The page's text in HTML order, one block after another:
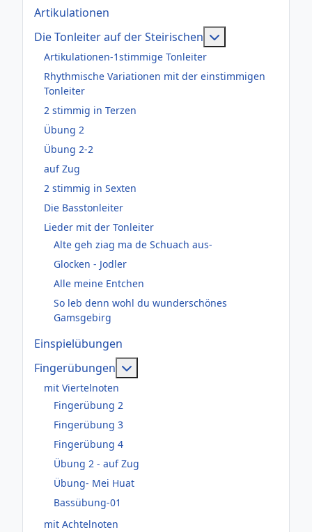
Artikulationen
Die Tonleiter auf der Steirischen
Artikulationen-1stimmige Tonleiter
Rhythmische Variationen mit der einstimmigen
Tonleiter
2 stimmig in Terzen
Übung 2
Übung 2-2
auf Zug
2 stimmig in Sexten
Die Basstonleiter
Lieder mit der Tonleiter
Alte geh ziag ma de Schuach aus-
Glocken - Jodler
Alle meine Entchen
So leb denn wohl du wunderschönes
Gamsgebirg
Einspielübungen
Fingerübungen
mit Viertelnoten
Fingerübung 2
Fingerübung 3
Fingerübung 4
Übung 2 - auf Zug
Übung- Mei Huat
Bassübung-01
mit Achtelnoten